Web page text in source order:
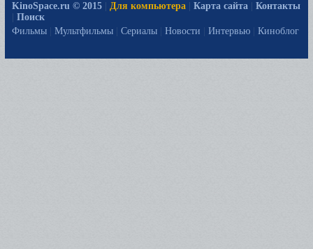
KinoSpace.ru © 2015 Для компьютера Карта сайта
Контакты
Поиск
Фильмы
Мультфильмы Сериалы Новости Интервью Киноблог